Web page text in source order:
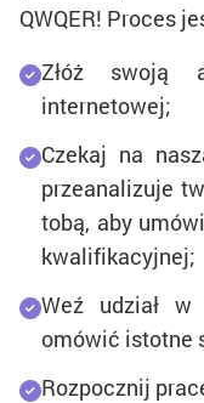
QWQER! Proces
Złóż swoją
internetowej;
Czekaj na
przeanalizuje
tobą, aby
kwalifikacyjnej;
Weź udział w
omówić istotne
Rozpocznij